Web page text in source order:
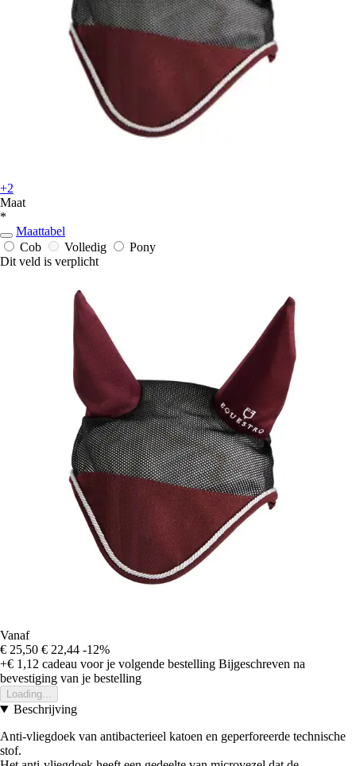
+2
Maat
*
Maattabel
Cob
Volledig
Pony
Dit veld is verplicht
Vanaf
€ 25,50 € 22,44 -12%
+€ 1,12 cadeau voor je volgende bestelling Bijgeschreven na
bevestiging van je bestelling
Loading...
Beschrijving
Anti-vliegdoek van antibacterieel katoen en geperforeerde technische
stof.